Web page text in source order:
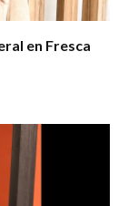
en Fresca